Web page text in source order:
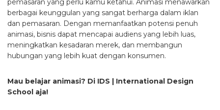
pemasaran yang perlu kamu ketahui. Animasi menawarkan
berbagai keunggulan yang sangat berharga dalam iklan
dan pemasaran. Dengan memanfaatkan potensi penuh
animasi, bisnis dapat mencapai audiens yang lebih luas,
meningkatkan kesadaran merek, dan membangun
hubungan yang lebih kuat dengan konsumen.
Mau belajar animasi? Di IDS | International Design
School aja!